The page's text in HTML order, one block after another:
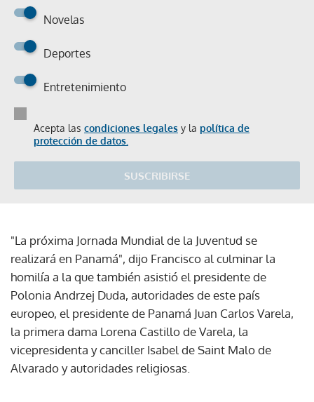
Novelas
Deportes
Entretenimiento
Acepta las condiciones legales y la política de
protección de datos.
SUSCRIBIRSE
"La próxima Jornada Mundial de la Juventud se
realizará en Panamá", dijo Francisco al culminar la
homilía a la que también asistió el presidente de
Polonia Andrzej Duda, autoridades de este país
europeo, el presidente de Panamá Juan Carlos Varela,
la primera dama Lorena Castillo de Varela, la
vicepresidenta y canciller Isabel de Saint Malo de
Alvarado y autoridades religiosas.